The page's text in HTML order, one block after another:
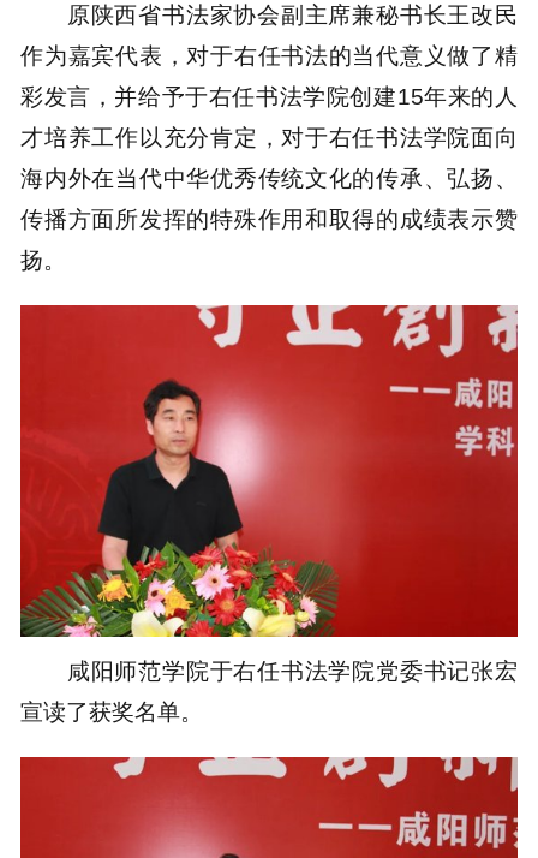
原陕西省书法家协会副主席兼秘书长王改民
作为嘉宾代表，对于右任书法的当代意义做了精
彩发言，并给予于右任书法学院创建15年来的人
才培养工作以充分肯定，对于右任书法学院面向
海内外在当代中华优秀传统文化的传承、弘扬、
传播方面所发挥的特殊作用和取得的成绩表示赞
扬。
咸阳师范学院于右任书法学院党委书记张宏
宣读了获奖名单。